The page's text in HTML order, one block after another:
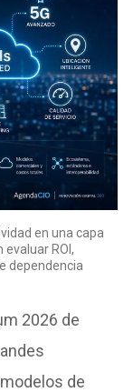
en una capa
ROI,
dependencia
2026 de
de